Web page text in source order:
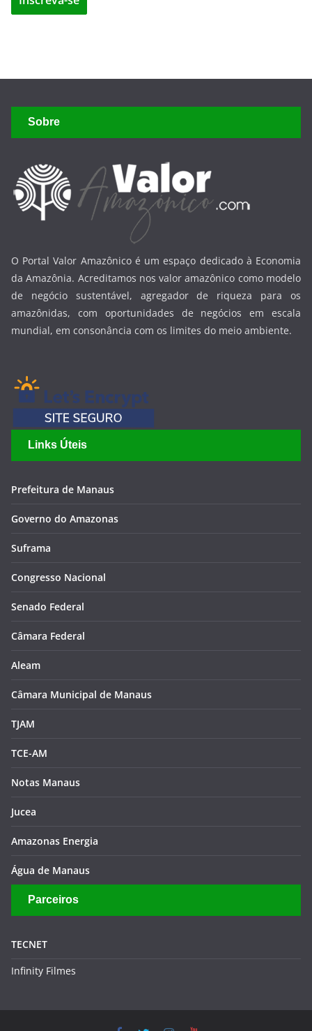
Sobre
O Portal Valor Amazônico é um espaço dedicado à Economia
da Amazônia. Acreditamos nos valor amazônico como modelo
de negócio sustentável, agregador de riqueza para os
amazônidas, com oportunidades de negócios em escala
mundial, em consonância com os limites do meio ambiente.
Links Úteis
Prefeitura de Manaus
Governo do Amazonas
Suframa
Congresso Nacional
Senado Federal
Câmara Federal
Aleam
Câmara Municipal de Manaus
TJAM
TCE-AM
Notas Manaus
Jucea
Amazonas Energia
Água de Manaus
Parceiros
TECNET
Infinity Filmes